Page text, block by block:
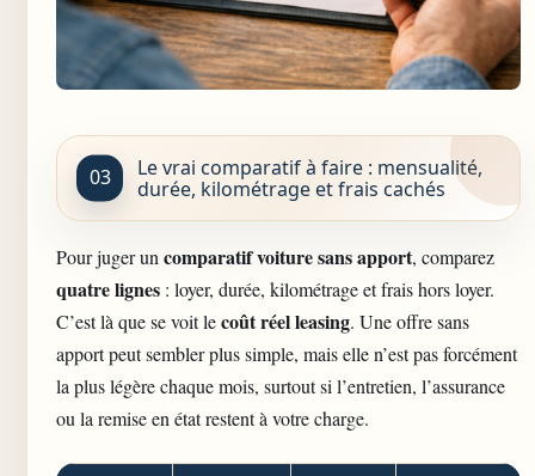
Le vrai comparatif à faire : mensualité,
durée, kilométrage et frais cachés
Pour juger un comparatif voiture sans apport, comparez
quatre lignes : loyer, durée, kilométrage et frais hors loyer.
C’est là que se voit lecoût réel leasing. Une offre sans
apport peut sembler plus simple, mais elle n’est pas forcément
la plus légère chaque mois, surtout si l’entretien, l’assurance
ou la remise en état restent à votre charge.